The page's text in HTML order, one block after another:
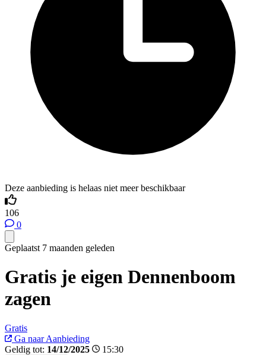
Deze aanbieding is helaas niet meer beschikbaar
106
0
Geplaatst 7 maanden geleden
Gratis je eigen Dennenboom
zagen
Gratis
Ga naar Aanbieding
Geldig tot: 14/12/2025 15:30